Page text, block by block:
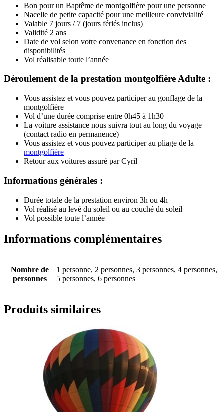
Bon pour un Baptême de montgolfière pour une personne
Nacelle de petite capacité pour une meilleure convivialité
Valable 7 jours / 7 (jours fériés inclus)
Validité 2 ans
Date de vol selon votre convenance en fonction des
disponibilités
Vol réalisable toute l’année
Déroulement de la prestation montgolfière Adulte :
Vous assistez et vous pouvez participer au gonflage de la
montgolfière
Vol d’une durée comprise entre 0h45 à 1h30
La voiture assistance nous suivra tout au long du voyage
(contact radio en permanence)
Vous assistez et vous pouvez participer au pliage de la
montgolfière
Retour aux voitures assuré par Cyril
Informations générales :
Durée totale de la prestation environ 3h ou 4h
Vol réalisé au levé du soleil ou au couché du soleil
Vol possible toute l’année
Informations complémentaires
Nombre de
personnes
1 personne, 2 personnes, 3 personnes, 4 personnes,
5 personnes, 6 personnes
Produits similaires